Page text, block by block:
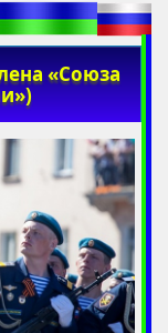
«Союза